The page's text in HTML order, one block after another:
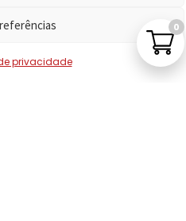
privacidade
0